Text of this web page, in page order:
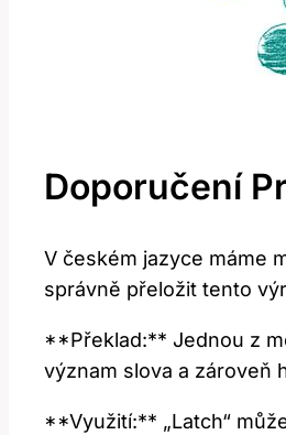
Doporučení
V českém jazyce máme
správně přeložit tento
**Překlad:** Jednou z
význam slova a zároveň
**Využití:** „Latch“